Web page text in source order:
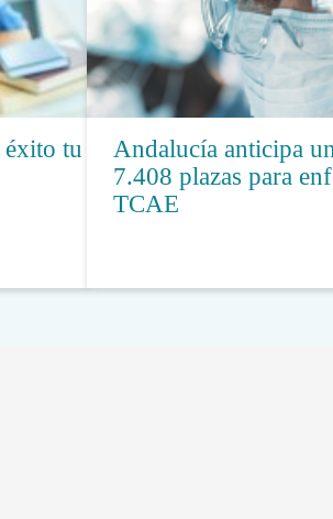
éxito tu
Andalucía anticipa
7.408 plazas para
TCAE